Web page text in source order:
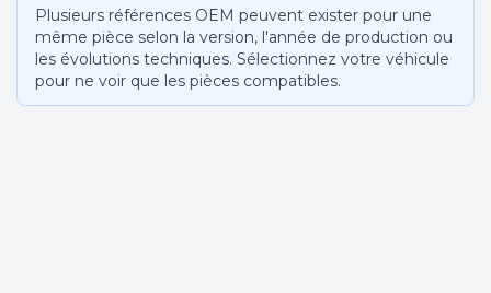
Plusieurs références OEM peuvent exister pour une
même pièce selon la version, l'année de production ou
les évolutions techniques. Sélectionnez votre véhicule
pour ne voir que les pièces compatibles.